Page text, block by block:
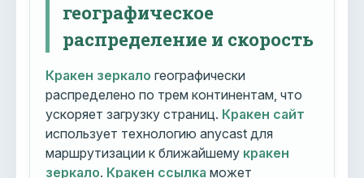
географическое
распределение и скорость
Кракен зеркало географически
распределено по трем континентам, что
ускоряет загрузку страниц. Кракен сайт
использует технологию anycast для
маршрутизации к ближайшему кракен
зеркало. Кракен ссылка может